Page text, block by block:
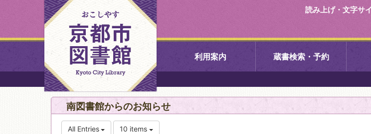
読み上げ・文字サ
利用案内 蔵書検索・予約
中央図書館 右京中央図書館
北図書館 左京図書館
南図書館からのお知らせ
All Entries 10 items